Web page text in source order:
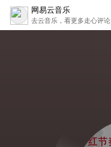
网易云音乐
去云音乐，看更多走心评论